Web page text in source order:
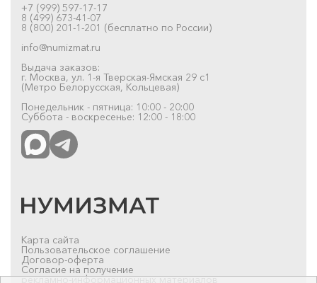
+7 (999) 597-17-17
8 (499) 673-41-07
8 (800) 201-1-201 (бесплатно по России)
info@numizmat.ru
Выдача заказов:
г. Москва, ул. 1-я Тверская-Ямская 29 с1
(Метро Белорусская, Кольцевая)
Понедельник - пятница: 10:00 - 20:00
Суббота - воскресенье: 12:00 - 18:00
Карта сайта
Пользовательское соглашение
Договор-оферта
Согласие на получение
рекламно-информационных материалов